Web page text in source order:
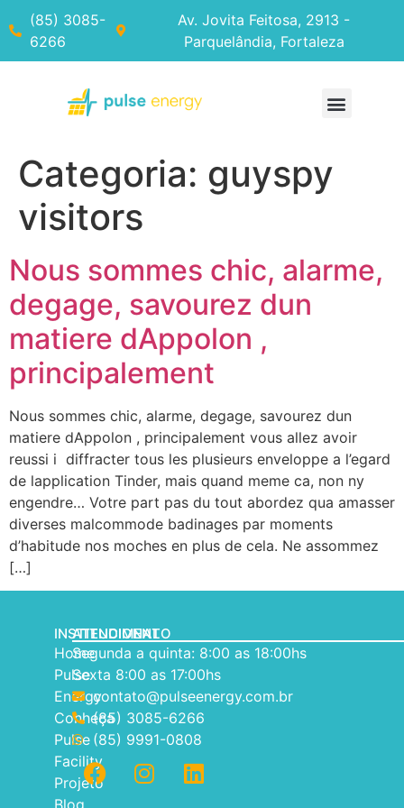
(85) 3085-
6266
Av. Jovita Feitosa, 2913 -
Parquelândia, Fortaleza
Categoria: guyspy
visitors
Nous sommes chic, alarme,
degage, savourez dun
matiere dAppolon ,
principalement
Nous sommes chic, alarme, degage, savourez dun
matiere dAppolon , principalement vous allez avoir
reussi i diffracter tous les plusieurs enveloppe a l’egard
de lapplication Tinder, mais quand meme ca, non ny
engendre… Votre part pas du tout abordez qua amasser
diverses malcommode badinages par moments
d’habitude nos moches en plus de cela. Ne assommez
[…]
INSTITUCIONAL
Home
Pulse
Energy
Conheça
Pulse
Facility
Projeto
ATENDIMENTO
Segunda a quinta: 8:00 as 18:00hs
Sexta 8:00 as 17:00hs
contato@pulseenergy.com.br
(85) 3085-6266
(85) 9991-0808